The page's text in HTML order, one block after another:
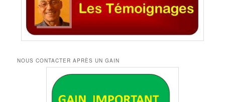
NOUS CONTACTER APRÈS UN GAIN